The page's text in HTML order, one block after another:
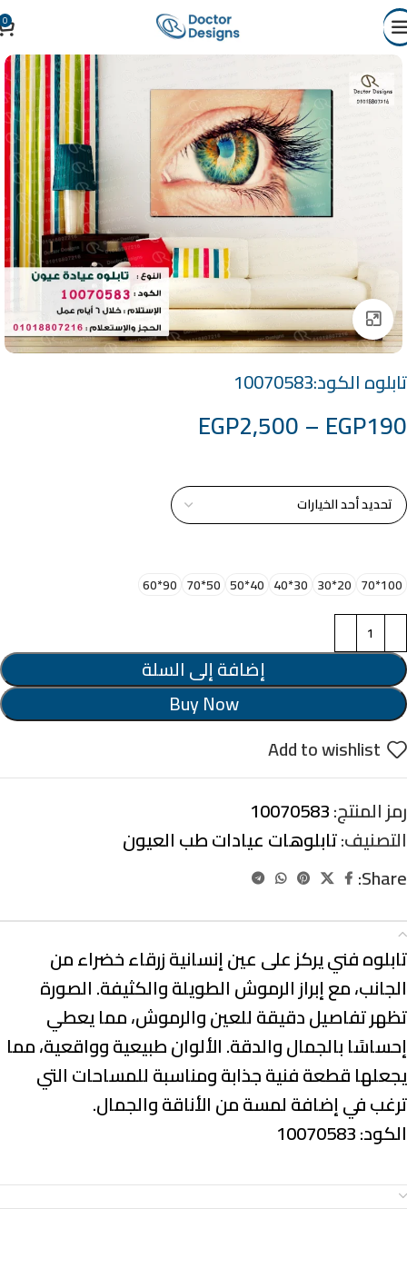
0
Click to enlarge
تابلوه الكود:10070583
EGP190
–
EGP2,500
100*70
20*30
30*40
40*50
50*70
90*60
إضافة إلى السلة
Buy Now
Add to wishlist
رمز المنتج:10070583
التصنيف:تابلوهات عيادات طب العيون
Share:
تابلوه فني يركز على عين إنسانية زرقاء خضراء من
الجانب، مع إبراز الرموش الطويلة والكثيفة. الصورة
تظهر تفاصيل دقيقة للعين والرموش، مما يعطي
إحساسًا بالجمال والدقة. الألوان طبيعية وواقعية، مما
يجعلها قطعة فنية جذابة ومناسبة للمساحات التي
ترغب في إضافة لمسة من الأناقة والجمال.
الكود: 10070583